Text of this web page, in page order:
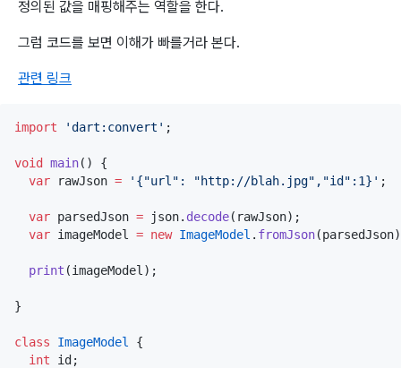
정의된 값을 매핑해주는 역할을 한다.
그럼 코드를 보면 이해가 빠를거라 본다.
관련 링크
import 'dart:convert' ;
void main() {
var rawJson = '{"url": "http://blah.jpg","id":1}' ;
var parsedJson = json. decode(rawJson);
var imageModel = new ImageModel . fromJson
print (imageModel);
}
class ImageModel
{
int id;